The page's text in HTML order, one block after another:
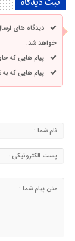
دیدگاه های
خواهد شد.
پیام هایی که
پیام هایی که به